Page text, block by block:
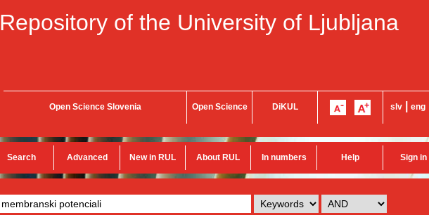
Repository of the University of Ljubljana
Open Science Slovenia Open Science DiKUL slv eng
Search Advanced New in RUL About RUL In numbers Help Sign in